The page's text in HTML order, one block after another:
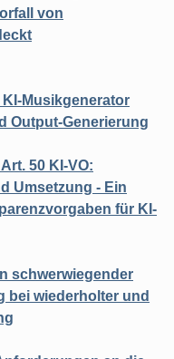
von
Musikgenerator
Output-Generierung
50 KI-VO:
Umsetzung - Ein
für KI-
schwerwiegender
bei wiederholter und